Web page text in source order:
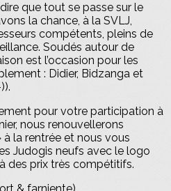
que tout se passe sur le
la chance, à la SVLJ,
compétents, pleins de
Soudés autour de
est l’occasion pour les
: Didier, Bidzanga et
pour votre participation à
nous renouvellerons
à la rentrée et nous vous
Judogis neufs avec le logo
des prix très compétitifs.